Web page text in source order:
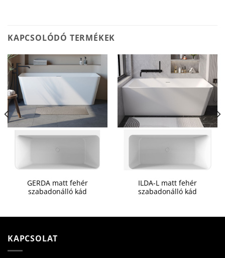
KAPCSOLÓDÓ TERMÉKEK
GERDA matt fehér
szabadonálló kád
ILDA-L matt fehér
szabadonálló kád
KAPCSOLAT